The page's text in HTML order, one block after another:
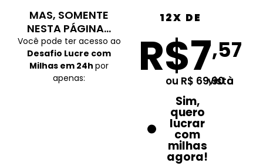
MAS, SOMENTE
NESTA PÁGINA…
Você pode ter acesso ao
Desafio Lucre com
Milhas em 24hpor
apenas:
12X DE
R$7,57
ou R$ 69,90 à vista
Sim,
quero
lucrar
com
milhas
agora!